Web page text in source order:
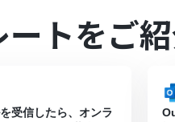
トをご
受信したら、オンラ